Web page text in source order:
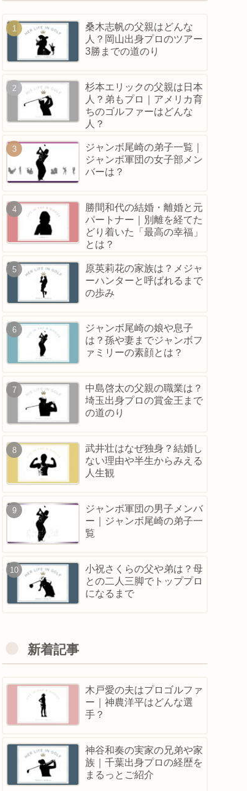
桑木志帆の父親はどんな
人？岡山出身プロのツアー
3勝までの道のり
杉本エリックの父親は日本
人？弟もプロ｜アメリカ育
ちのゴルファーはどんな
人？
ジャンボ尾崎の弟子一覧｜
ジャンボ軍団の女子部メン
バーは？
勝間和代の結婚・離婚と元
パートナー｜別離を経てた
どり着いた「最高の幸福」
とは？
原英莉花の家族は？メジャ
ーハンターと呼ばれるまで
の歩み
ジャンボ尾崎の娘や息子
は？孫や妻までジャンボフ
ァミリーの素顔とは？
中島啓太の父親の職業は？
埼玉出身プロの賞金王まで
の道のり
武井壮はなぜ独身？結婚し
ない理由や半生からみえる
人生観
ジャンボ軍団の男子メンバ
ー｜ジャンボ尾崎の弟子一
覧
小祝さくらの父や弟は？母
との二人三脚でトッププロ
になるまで
新着記事
木戸愛の夫はプロゴルファ
ー｜神農洋平はどんな選
手？
神谷和奏の実家の兄弟や家
族｜千葉出身プロの経歴を
まるっとご紹介